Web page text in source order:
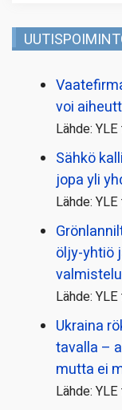
voi
Lähde:
Sähkö
jopa yli
Lähde:
öljy-yhtiö
Lähde:
Ukraina
tavalla –
mutta ei
Lähde: